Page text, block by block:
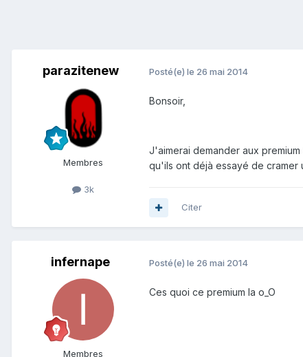
parazitenew
Membres
3k
Posté(e) le 26 mai 2014
Bonsoir,
J'aimerai demander aux
qu'ils ont déjà essayé de cramer
Citer
infernape
Membres
Posté(e) le 26 mai 2014
Ces quoi ce premium la o_O